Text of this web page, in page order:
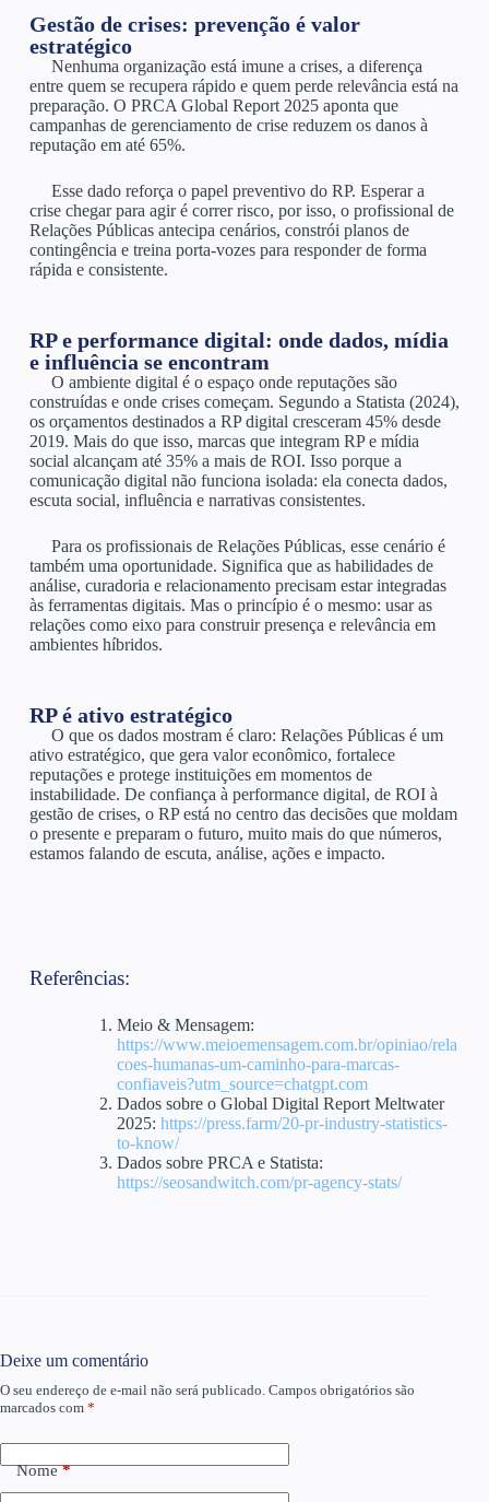
Gestão de crises: prevenção é valor
estratégico
Nenhuma organização está imune a crises, a diferença
entre quem se recupera rápido e quem perde relevância está na
preparação. O PRCA Global Report 2025 aponta que
campanhas de gerenciamento de crise reduzem os danos à
reputação em até 65%.
Esse dado reforça o papel preventivo do RP. Esperar a
crise chegar para agir é correr risco, por isso, o profissional de
Relações Públicas antecipa cenários, constrói planos de
contingência e treina porta-vozes para responder de forma
rápida e consistente.
RP e performance digital: onde dados, mídia
e influência se encontram
O ambiente digital é o espaço onde reputações são
construídas e onde crises começam. Segundo a Statista (2024),
os orçamentos destinados a RP digital cresceram 45% desde
2019. Mais do que isso, marcas que integram RP e mídia
social alcançam até 35% a mais de ROI. Isso porque a
comunicação digital não funciona isolada: ela conecta dados,
escuta social, influência e narrativas consistentes.
Para os profissionais de Relações Públicas, esse cenário é
também uma oportunidade. Significa que as habilidades de
análise, curadoria e relacionamento precisam estar integradas
às ferramentas digitais. Mas o princípio é o mesmo: usar as
relações como eixo para construir presença e relevância em
ambientes híbridos.
RP é ativo estratégico
O que os dados mostram é claro: Relações Públicas é um
ativo estratégico, que gera valor econômico, fortalece
reputações e protege instituições em momentos de
instabilidade. De confiança à performance digital, de ROI à
gestão de crises, o RP está no centro das decisões que moldam
o presente e preparam o futuro, muito mais do que números,
estamos falando de escuta, análise, ações e impacto.
Referências:
Meio & Mensagem:
https://www.meioemensagem.com.br/opiniao/rela
coes-humanas-um-caminho-para-marcas-
confiaveis?utm_source=chatgpt.com
Dados sobre o Global Digital Report Meltwater
2025: https://press.farm/20-pr-industry-statistics-
to-know/
Dados sobre PRCA e Statista:
https://seosandwitch.com/pr-agency-stats/
Deixe um comentário
O seu endereço de e-mail não será publicado. Campos obrigatórios são
marcados com *
Nome*